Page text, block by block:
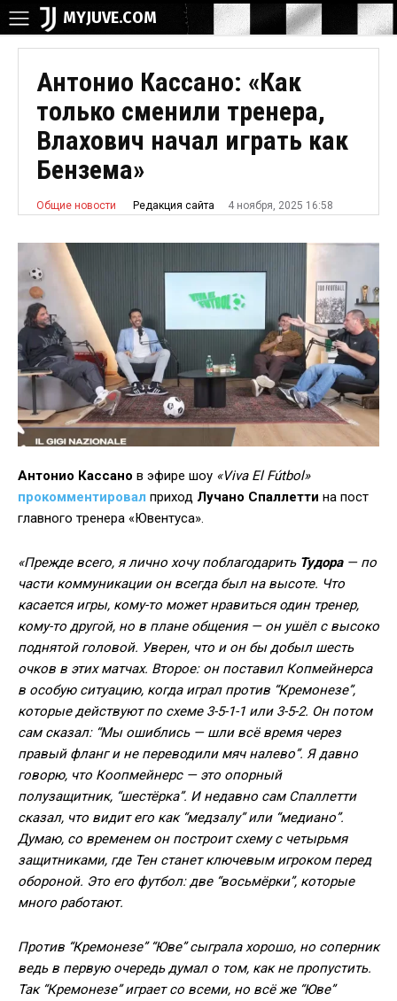
MYJUVE.COM
Антонио Кассано: «Как
только сменили тренера,
Влахович начал играть как
Бензема»
Общие новости Редакция сайта 4 ноября, 2025 16:58
Антонио Кассано в эфире шоу «Viva El Fútbol»
прокомментировал приход Лучано Спаллетти на пост
главного тренера «Ювентуса».
«Прежде всего, я лично хочу поблагодарить Тудора — по
части коммуникации он всегда был на высоте. Что
касается игры, кому-то может нравиться один тренер,
кому-то другой, но в плане общения — он ушёл с высоко
поднятой головой. Уверен, что и он бы добыл шесть
очков в этих матчах. Второе: он поставил Копмейнерса
в особую ситуацию, когда играл против “Кремонезе”,
которые действуют по схеме 3-5-1-1 или 3-5-2. Он потом
сам сказал: “Мы ошиблись — шли всё время через
правый фланг и не переводили мяч налево”. Я давно
говорю, что Коопмейнерс — это опорный
полузащитник, “шестёрка”. И недавно сам Спаллетти
сказал, что видит его как “медзалу” или “медиано”.
Думаю, со временем он построит схему с четырьмя
защитниками, где Тен станет ключевым игроком перед
обороной. Это его футбол: две “восьмёрки”, которые
много работают.
Против “Кремонезе” “Юве” сыграла хорошо, но соперник
ведь в первую очередь думал о том, как не пропустить.
Так “Кремонезе” играет со всеми, но всё же “Юве”